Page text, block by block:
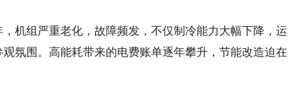
机组严重老化，故障频发，不仅制冷能力大幅下降，运
氛围。高能耗带来的电费账单逐年攀升，节能改造迫在